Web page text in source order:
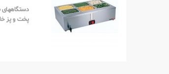
دستگاههای
پخت و پز